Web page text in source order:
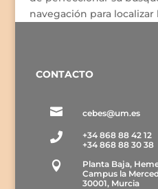
navegación para localizar
CONTACTO
 cebes@um.es

+34 868 88 42 12
+34 868 88 30 38

Planta Baja,
Campus la
30001, Murcia